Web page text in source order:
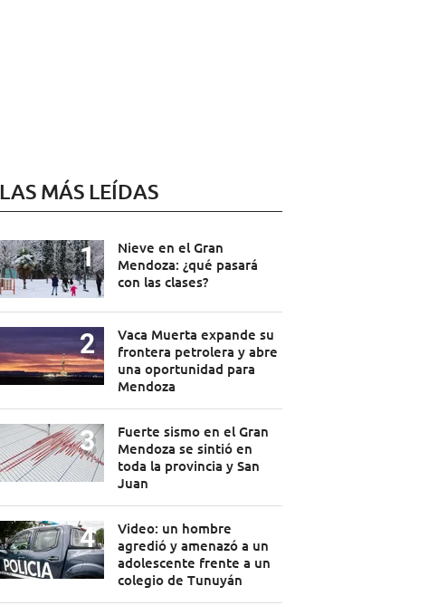
LAS MÁS LEÍDAS
Nieve en el Gran
Mendoza: ¿qué pasará
con las clases?
Vaca Muerta expande su
frontera petrolera y abre
una oportunidad para
Mendoza
Fuerte sismo en el Gran
Mendoza se sintió en
toda la provincia y San
Juan
Video: un hombre
agredió y amenazó a un
adolescente frente a un
colegio de Tunuyán